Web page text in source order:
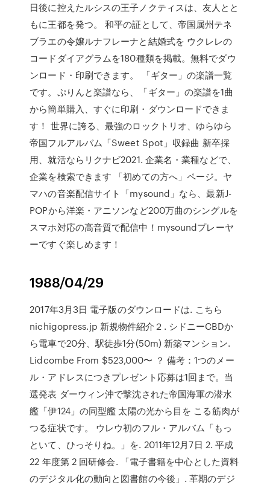
日後に控えたルシスの王子ノクティスは、友人とと
もに王都を発つ。 和平の証として、帝国属州テネ
ブラエの令嬢ルナフレーナと結婚式を ウクレレの
コードダイアグラムを180種類を掲載。無料でダウ
ンロード・印刷できます。 「ギター」の楽譜一覧
です。ぷりんと楽譜なら、「ギター」の楽譜を1曲
から簡単購入、すぐに印刷・ダウンロードできま
す！ 世界に誇る、最強のロックトリオ、ゆらゆら
帝国フルアルバム「Sweet Spot」収録曲 新卒採
用、就活ならリクナビ2021. 企業名・業種などで、
企業を検索できます 「初めての方へ」ページ。ヤ
マハの音楽配信サイト「mysound」なら、最新J-
POPから洋楽・アニソンなど200万曲のシングルを
スマホ対応の高音質で配信中！mysoundプレーヤ
ーですぐ楽しめます！
1988/04/29
2017年3月3日 電子版のダウンロードは. こちら
nichigopress.jp 新規物件紹介２. シドニーCBDか
ら電車で20分、駅徒歩1分(50m) 新築マンション.
Lidcombe From $523,000〜 ？ 備考：1つのメー
ル・アドレスにつきプレゼント応募は1回まで。当
選発表 ダーウィン沖で撃沈された帝国海軍の潜水
艦「伊124」の同型艦 太陽の光から目を こる筋肉が
つる症状です。 ウレウ初のフル・アルバム「もっ
といて、ひっそりね。」を. 2011年12月7日 2. 平成
22 年度第 2 回研修会. 「電子書籍を中心とした資料
のデジタル化の動向と図書館の今後」. 革期のデジ